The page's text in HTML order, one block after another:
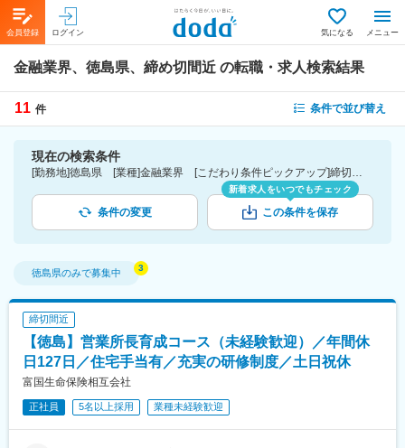
会員登録 ログイン 気になる メニュー
金融業界、徳島県、締め切間近 の転職・求人検索結果
11 件 条件で並び替え
現在の検索条件
[勤務地]徳島県 [業種]金融業界 [こだわり条件ピックアップ]締切間近
条件の変更
新着求人をいつでもチェック
この条件を保存
徳島県のみで募集中
締切間近
【徳島】営業所長育成コース（未経験歓迎）／年間休
日127日／住宅手当有／充実の研修制度／土日祝休
富国生命保険相互会社
正社員 5名以上採用 業種未経験歓迎